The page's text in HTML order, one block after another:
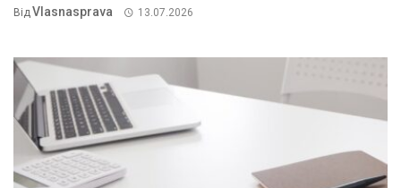
ВідVlasnasprava 13.07.2026